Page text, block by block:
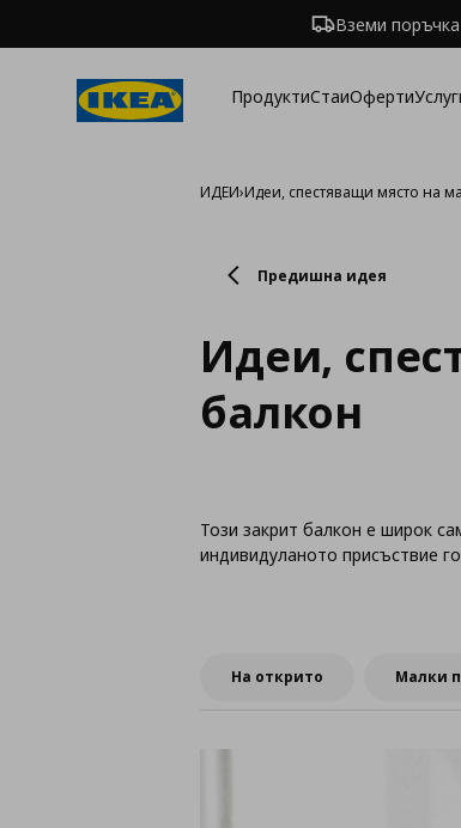
Вземи
ПродуктиСтаиОферти
ИДЕИ›Идеи, спестяващи място на
Предишна идея
Идеи,
балкон
Този закрит балкон е широк
индивидуланото присъствие
На открито Малки